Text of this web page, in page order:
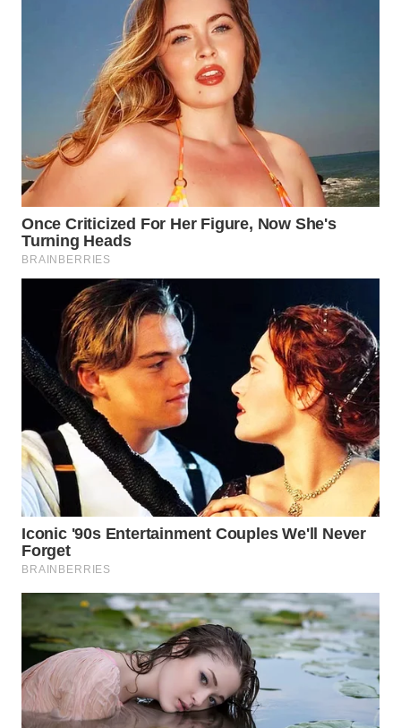
SELATAN
WN
TANJUNG
LESUNG
WN
KARO
WN
SIMALUNGUN
WN
LABUHANBATU
WN
TAPANULI
TENGAH
WN DELI
SERDANG
TEBING
TINGGI
WN
PAKPAK